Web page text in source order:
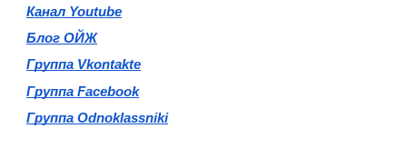
Канал Youtube
Блог ОЙЖ
Группа Vkontakte
Группа Facebook
Группа Odnoklassniki